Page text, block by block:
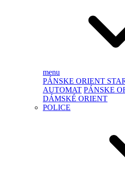
menu
PÁNSKE ORIENT
AUTOMAT PÁNSKE
DÁMSKÉ ORIENT
POLICE